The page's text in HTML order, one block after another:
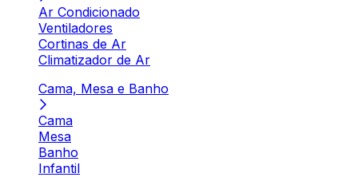
Ar Condicionado
Ventiladores
Cortinas de Ar
Climatizador de Ar
Cama, Mesa e Banho
Cama
Mesa
Banho
Infantil